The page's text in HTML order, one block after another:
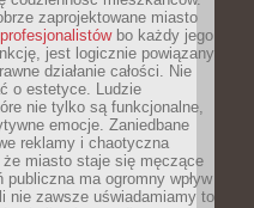
zaprojektowane miasto
bo każdy jego
jest logicznie powiązany
działanie całości. Nie
o estetyce. Ludzie
nie tylko są funkcjonalne,
emocje. Zaniedbane
reklamy i chaotyczna
że miasto staje się męczące
ma ogromny wpływ
nie zawsze uświadamiamy to